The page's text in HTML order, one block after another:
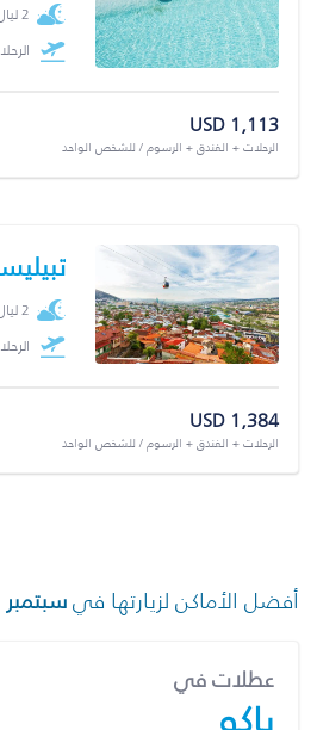
2 ليال
USD 1,113
الرحلات + الفندق + الرسوم / للشخص الواحد
2 ليال
USD 1,384
الرحلات + الفندق + الرسوم / للشخص الواحد
أفضل الأماكن لزيارتها فيسبتمبر
عطلات في